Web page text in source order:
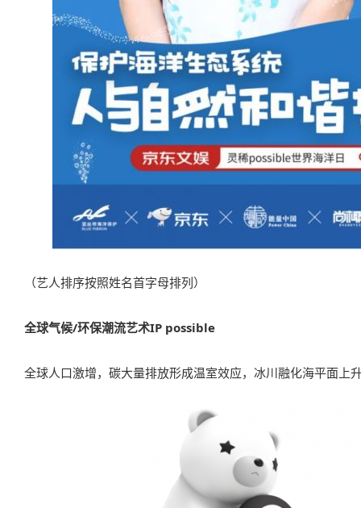
（艺人排序按照姓名首字母排列）
全球气候/环保潮流艺术IP possible
全球人口激增，碳大量排放形成温室效应，冰川融化海平面上